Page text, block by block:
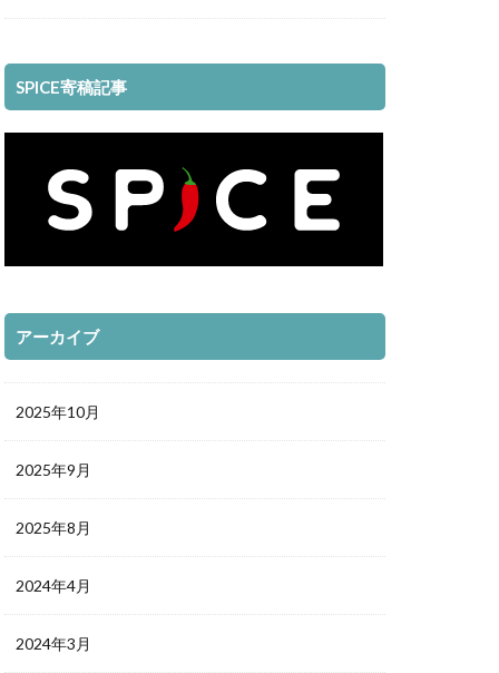
SPICE寄稿記事
アーカイブ
2025年10月
2025年9月
2025年8月
2024年4月
2024年3月